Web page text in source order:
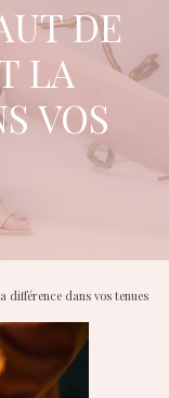
DE
LA
VOS
différence dans vos tenues